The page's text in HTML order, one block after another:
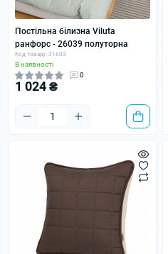
Постільна білизна Viluta
ранфорс - 26039 полуторна
Код товару: 31603
В наявності
0
1 024 ₴